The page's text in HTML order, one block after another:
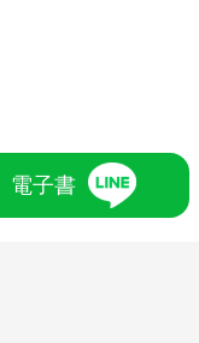
電子書